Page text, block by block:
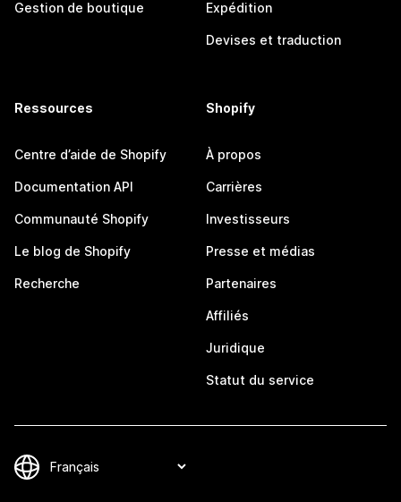
Gestion de boutique Expédition
Devises et traduction
Ressources
Centre d’aide de Shopify
Documentation API
Communauté Shopify
Le blog de Shopify
Recherche
Shopify
À propos
Carrières
Investisseurs
Presse et médias
Partenaires
Affiliés
Juridique
Statut du service